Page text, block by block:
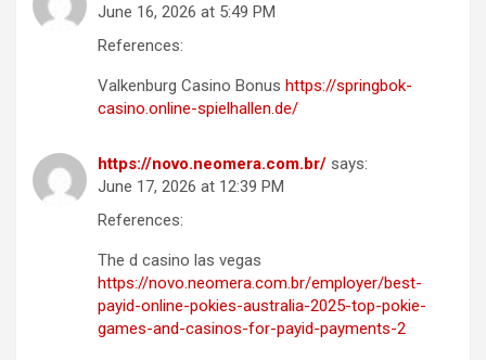
June 16, 2026 at 5:49 PM
References:
Valkenburg Casino Bonus https://springbok-
casino.online-spielhallen.de/
https://novo.neomera.com.br/ says:
June 17, 2026 at 12:39 PM
References:
The d casino las vegas
https://novo.neomera.com.br/employer/best-
payid-online-pokies-australia-2025-top-pokie-
games-and-casinos-for-payid-payments-2